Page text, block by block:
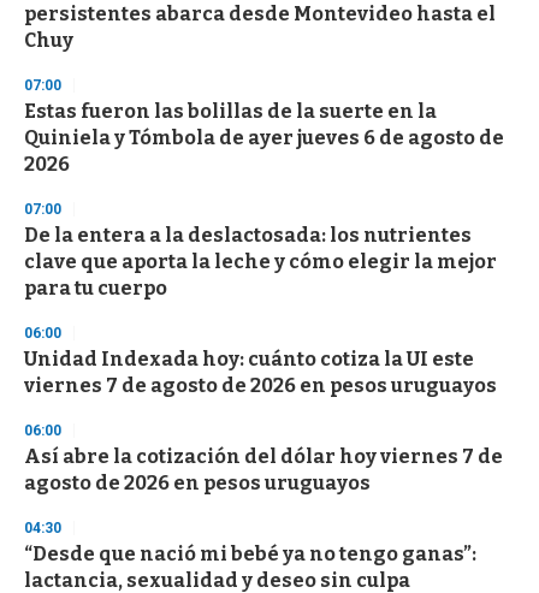
persistentes abarca desde Montevideo hasta el
Chuy
07:00
Estas fueron las bolillas de la suerte en la
Quiniela y Tómbola de ayer jueves 6 de agosto de
2026
07:00
De la entera a la deslactosada: los nutrientes
clave que aporta la leche y cómo elegir la mejor
para tu cuerpo
06:00
Unidad Indexada hoy: cuánto cotiza la UI este
viernes 7 de agosto de 2026 en pesos uruguayos
06:00
Así abre la cotización del dólar hoy viernes 7 de
agosto de 2026 en pesos uruguayos
04:30
“Desde que nació mi bebé ya no tengo ganas”:
lactancia, sexualidad y deseo sin culpa